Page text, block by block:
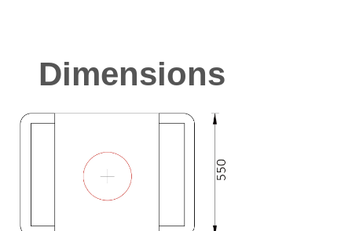
Dimensions